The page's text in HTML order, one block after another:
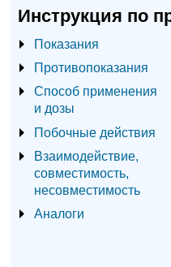
Инструкция по
Показания
Противопоказания
Способ применения
и дозы
Побочные действия
Взаимодействие,
совместимость,
несовместимость
Аналоги